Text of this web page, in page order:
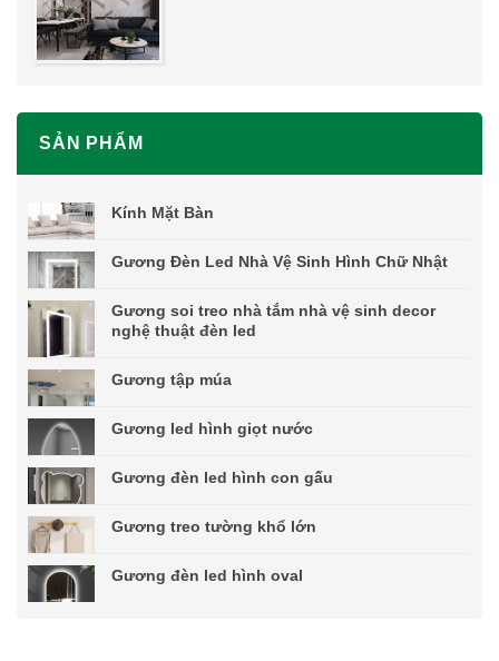
SẢN PHẨM
Kính Mặt Bàn
Gương Đèn Led Nhà Vệ Sinh Hình Chữ Nhật
Gương soi treo nhà tắm nhà vệ sinh decor
nghệ thuật đèn led
Gương tập múa
Gương led hình giọt nước
Gương đèn led hình con gấu
Gương treo tường khổ lớn
Gương đèn led hình oval